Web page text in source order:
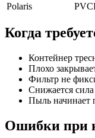
Polaris
Когда
Контейнер
Плохо
Фильтр не
Снижается
Пыль начинает
Ошибки при